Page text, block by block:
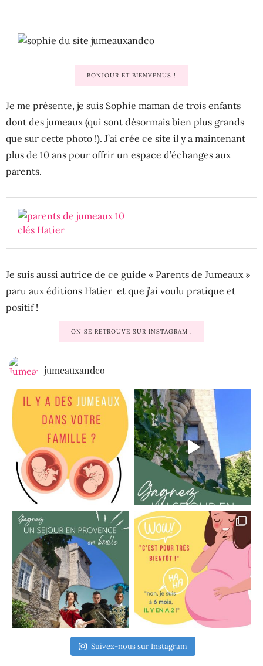
BONJOUR ET BIENVENUS !
Je me présente, je suis Sophie maman de trois enfants
dont des jumeaux (qui sont désormais bien plus grands
que sur cette photo !). J’ai crée ce site il y a maintenant
plus de 10 ans pour offrir un espace d’échanges aux
parents.
Je suis aussi autrice de ce guide « Parents de Jumeaux »
paru aux éditions Hatier et que j’ai voulu pratique et
positif !
ON SE RETROUVE SUR INSTAGRAM :
jumeauxandco
Suivez-nous sur Instagram